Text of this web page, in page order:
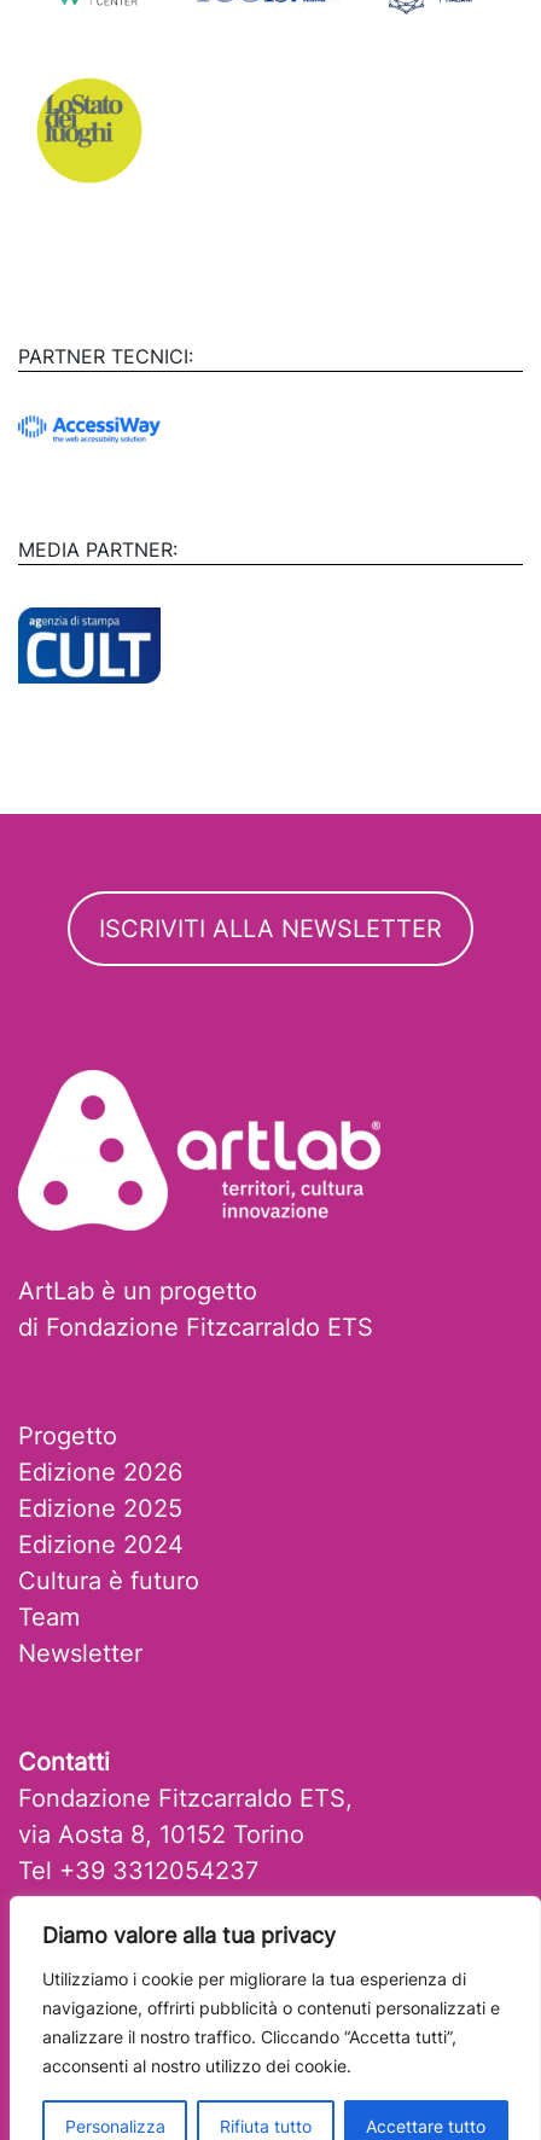
Diamo valore alla tua privacy
Utilizziamo i cookie per migliorare la tua esperienza di
navigazione, offrirti pubblicità o contenuti personalizzati e
analizzare il nostro traffico. Cliccando “Accetta tutti”,
acconsenti al nostro utilizzo dei cookie.
Personalizza Rifiuta tutto Accettare tutto
PARTNER TECNICI:
MEDIA PARTNER:
ISCRIVITI ALLA NEWSLETTER
ArtLab è un progetto
di Fondazione Fitzcarraldo ETS
Progetto
Edizione 2026
Edizione 2025
Edizione 2024
Cultura è futuro
Team
Newsletter
Contatti
Fondazione Fitzcarraldo ETS,
via Aosta 8, 10152 Torino
Tel +39 3312054237